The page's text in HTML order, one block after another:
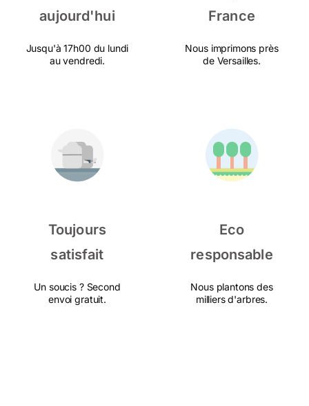
aujourd'hui
Jusqu'à 17h00 du lundi
au vendredi.
France
Nous imprimons près
de Versailles.
Toujours
satisfait
Un soucis ? Second
envoi gratuit.
Eco
responsable
Nous plantons des
milliers d'arbres.